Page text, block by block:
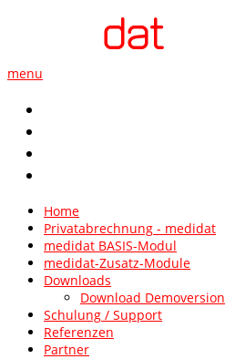
menu
Home
Privatabrechnung - medidat
medidat BASIS-Modul
medidat-Zusatz-Module
Downloads
Download Demoversion
Schulung / Support
Referenzen
Partner